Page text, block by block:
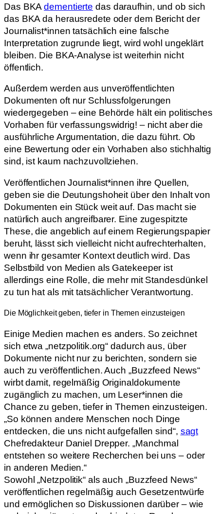
Das BKAdementierte das daraufhin, und ob sich
das BKA da herausredete oder dem Bericht der
Journalist*innen tatsächlich eine falsche
Interpretation zugrunde liegt, wird wohl ungeklärt
bleiben. Die BKA-Analyse ist weiterhin nicht
öffentlich.
Außerdem werden aus unveröffentlichten
Dokumenten oft nur Schlussfolgerungen
wiedergegeben – eine Behörde hält ein politisches
Vorhaben für verfassungswidrig! – nicht aber die
ausführliche Argumentation, die dazu führt. Ob
eine Bewertung oder ein Vorhaben also stichhaltig
sind, ist kaum nachzuvollziehen.
Veröffentlichen Journalist*innen ihre Quellen,
geben sie die Deutungshoheit über den Inhalt von
Dokumenten ein Stück weit auf. Das macht sie
natürlich auch angreifbarer. Eine zugespitzte
These, die angeblich auf einem Regierungspapier
beruht, lässt sich vielleicht nicht aufrechterhalten,
wenn ihr gesamter Kontext deutlich wird. Das
Selbstbild von Medien als Gatekeeper ist
allerdings eine Rolle, die mehr mit Standesdünkel
zu tun hat als mit tatsächlicher Verantwortung.
Die Möglichkeit geben, tiefer in Themen einzusteigen
Einige Medien machen es anders. So zeichnet
sich etwa „netzpolitik.org“ dadurch aus, über
Dokumente nicht nur zu berichten, sondern sie
auch zu veröffentlichen. Auch „Buzzfeed News“
wirbt damit, regelmäßig Originaldokumente
zugänglich zu machen, um Leser*innen die
Chance zu geben, tiefer in Themen einzusteigen.
„So können andere Menschen noch Dinge
entdecken, die uns nicht aufgefallen sind“, sagt
Chefredakteur Daniel Drepper. „Manchmal
entstehen so weitere Recherchen bei uns – oder
in anderen Medien.“
Sowohl „Netzpolitik“ als auch „Buzzfeed News“
veröffentlichen regelmäßig auch Gesetzentwürfe
und ermöglichen so Diskussionen darüber – wie